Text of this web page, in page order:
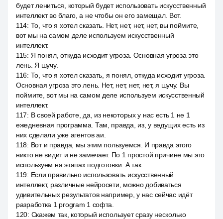
будет лениться, который будет использовать искусственный
интеллект во благо, а не чтобы он его замещал. Вот.
114: То, что я хотел сказать. Нет, нет, нет, нет, вы поймите,
вот мы на самом деле используем искусственный
интеллект.
115: Я понял, откуда исходит угроза. Основная угроза это
лень. Я шучу.
116: То, что я хотел сказать, я понял, откуда исходит угроза.
Основная угроза это лень. Нет, нет, нет, нет, я шучу. Вы
поймите, вот мы на самом деле используем искусственный
интеллект.
117: В своей работе, да, из некоторых у нас есть 1 не 1
ежедневная программа. Там, правда, из, у ведущих есть из
них сделали уже агентов аи.
118: Вот и правда, мы этим пользуемся. И правда этого
никто не видит и не замечает. По 1 простой причине мы это
используем на этапах подготовки. А так.
119: Если правильно использовать искусственный
интеллект, различные нейросети, можно добиваться
удивительных результатов например, у нас сейчас идёт
разработка 1 program 1 софта.
120: Скажем так, который использует сразу несколько